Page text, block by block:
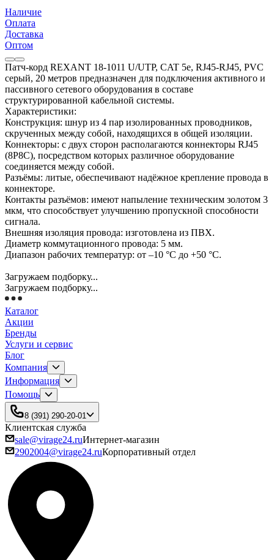
Наличие
Оплата
Доставка
Оптом
Патч-корд REXANT 18-1011 U/UTP, CAT 5e, RJ45-RJ45, PVC
серый, 20 метров предназначен для подключения активного и
пассивного сетевого оборудования в составе
структурированной кабельной системы.
Характеристики:
Конструкция: шнур из 4 пар изолированных проводников,
скрученных между собой, находящихся в общей изоляции.
Коннекторы: с двух сторон располагаются коннекторы RJ45
(8P8C), посредством которых различное оборудование
соединяется между собой.
Разъёмы: литые, обеспечивают надёжное крепление провода в
коннекторе.
Контакты разъёмов: имеют напыление техническим золотом 3
мкм, что способствует улучшению пропускной способности
сигнала.
Внешняя изоляция провода: изготовлена из ПВХ.
Диаметр коммутационного провода: 5 мм.
Диапазон рабочих температур: от –10 °С до +50 °С.
Загружаем подборку...
Загружаем подборку...
Каталог
Акции
Бренды
Услуги и сервис
Блог
Компания
Информация
Помощь
8 (391) 290-20-01
Клиентская служба
sale@virage24.ruИнтернет-магазин
2902004@virage24.ruКорпоративный отдел